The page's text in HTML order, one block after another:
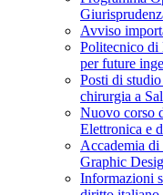
Avviso
Politecnico di
per future
Posti di
chirurgia a
Nuovo corso
Elettronica e
Accademia
Graphic
Informazioni